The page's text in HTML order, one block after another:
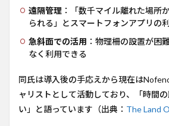
遠隔管理 ：「数千マイル離れた場所
られる」とスマートフォンアプリの
急斜面での活用 ：物理柵の設置が困
なく利用できる
同氏は導入後の手応えから現在は
ャリストとして活動しており、「時間
い」と語っています（出典： The Land